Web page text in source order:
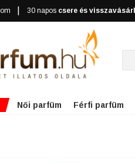
30 napos csere és
Női parfüm Férfi parfüm